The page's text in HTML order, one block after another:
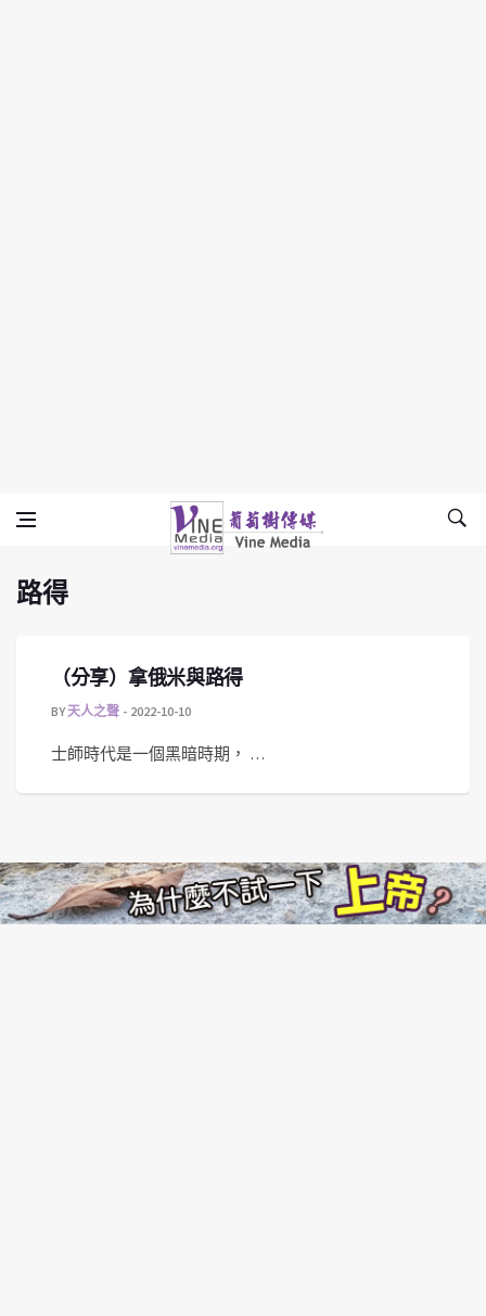
路得
Vine Media
葡萄樹傳媒
路得
（分享）拿俄米與路得
BY天人之聲 2022-10-10
士師時代是一個黑暗時期， …